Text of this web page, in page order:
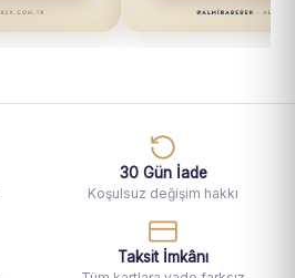
30 Gün İade
Koşulsuz değişim hakkı
Taksit İmkânı